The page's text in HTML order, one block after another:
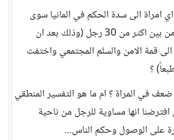
امراة الى سدة الحكم في المانيا سوى
امراة واحدة من بين اكثر من 30 رجل (وذلك بعد ان
الى قمة الامن والسلم المجتمعي واختفت
؟
في المراة ؟ ام ما هو التفسير المنطقي
افترضنا انها مساوية للرجل من ناحية
على الوصول وحكم الناس...